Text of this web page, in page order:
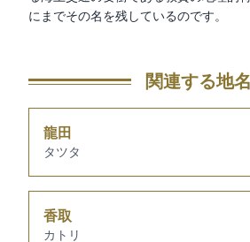
にまでその名を残しているのです。
関連する地名
龍田
タツタ
香取
カトリ